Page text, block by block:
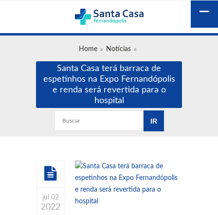
Home Notícias
Santa Casa terá barraca de
espetinhos na Expo Fernandópolis
e renda será revertida para o
hospital
jul 02
2022